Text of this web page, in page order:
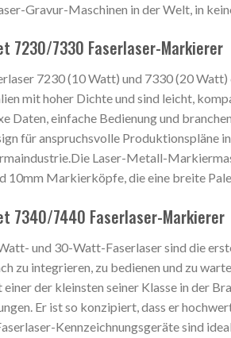
Gravur-Maschinen in der Welt, in
7230/7330 Faserlaser-Markierer
7230 (10 Watt) und 7330 (20
mit hoher Dichte und sind leicht,
Daten, einfache Bedienung und
für anspruchsvolle Produktionspläne
Laser-Metall-
10mm Markierköpfe, die eine breite
7340/7440 Faserlaser-Markierer
und 30-Watt-Faserlaser sind die
zu integrieren, zu bedienen und zu
der kleinsten seiner Klasse in der
Er ist so konzipiert, dass er
Kennzeichnungsgeräte sind